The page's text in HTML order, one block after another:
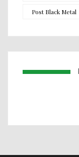
Post Black Metal